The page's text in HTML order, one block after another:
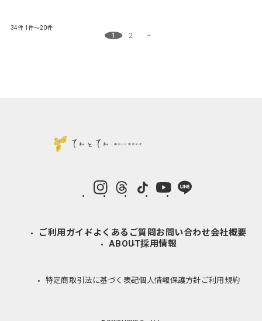
34件 1件～20件
1 2
instagram LINE
ご利用ガイドよくあるご質問お問い合わせ会社概要
ABOUT採用情報
特定商取引法に基づく表記個人情報保護方針 ご利用規約